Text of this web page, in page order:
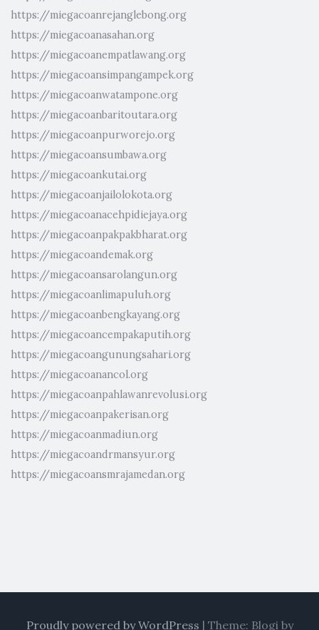
https://miegacoanrejanglebong.org
https://miegacoanasahan.org
https://miegacoanempatlawang.org
https://miegacoansimpangampek.org
https://miegacoanwatampone.org
https://miegacoanbaritoutara.org
https://miegacoanpurworejo.org
https://miegacoansumbawa.org
https://miegacoankutai.org
https://miegacoanjailolokota.org
https://miegacoanacehpidiejaya.org
https://miegacoanpakpakbharat.org
https://miegacoandemak.org
https://miegacoansarolangun.org
https://miegacoanlimapuluh.org
https://miegacoanbengkayang.org
https://miegacoancempakaputih.org
https://miegacoangunungsahari.org
https://miegacoanancol.org
https://miegacoanpahlawanrevolusi.org
https://miegacoanpakerisan.org
https://miegacoanmadiun.org
https://miegacoandrmansyur.org
https://miegacoansmrajamedan.org
Proudly powered by WordPress | Theme: Blogi by